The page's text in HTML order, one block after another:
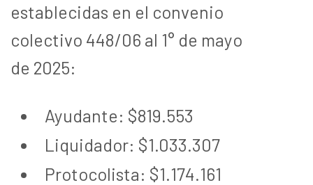
establecidas en el convenio
colectivo 448/06 al 1° de mayo
de 2025:
Ayudante: $819.553
Liquidador: $1.033.307
Protocolista: $1.174.161